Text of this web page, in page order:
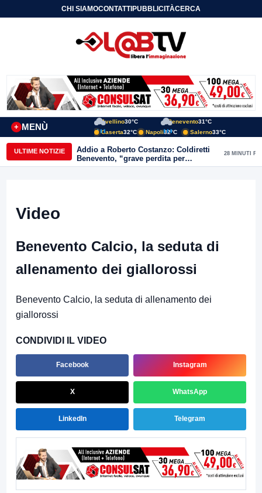
CHI SIAMOCONTATTIPUBBLICITÀCERCA
MENÙ
+
Avellino30°C Benevento31°C
Caserta32°C Napoli32°C Salerno33°C
ULTIME NOTIZIE
Addio a Roberto Costanzo: Coldiretti
Benevento, “grave perdita per
l’agricoltura e il Sannio”
28 MINUTI FA
Video
Benevento Calcio, la seduta di
allenamento dei giallorossi
Benevento Calcio, la seduta di allenamento dei
giallorossi
CONDIVIDI IL VIDEO
Facebook Instagram
X WhatsApp
LinkedIn Telegram